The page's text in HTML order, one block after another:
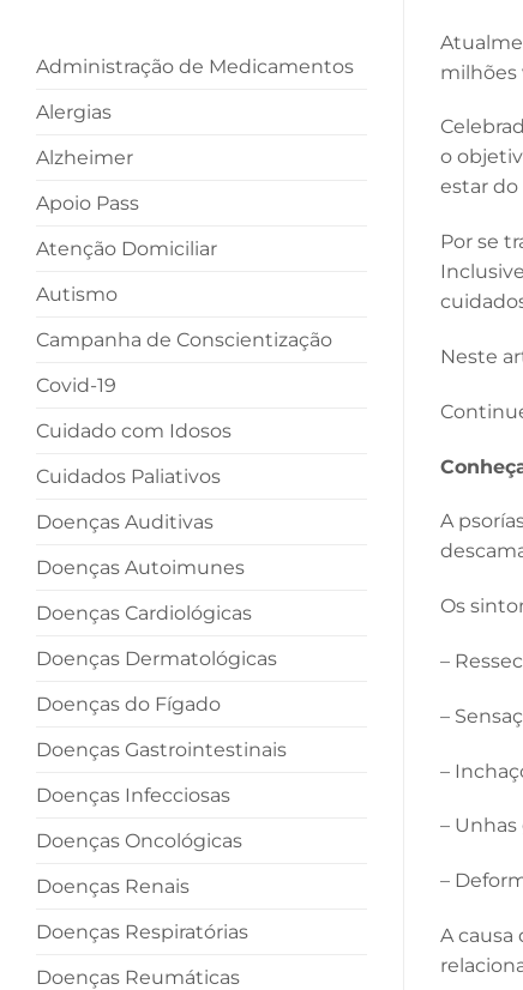
Administração de Medicamentos
Alergias
Alzheimer
Apoio Pass
Atenção Domiciliar
Autismo
Campanha de Conscientização
Covid-19
Cuidado com Idosos
Cuidados Paliativos
Doenças Auditivas
Doenças Autoimunes
Doenças Cardiológicas
Doenças Dermatológicas
Doenças do Fígado
Doenças Gastrointestinais
Doenças Infecciosas
Doenças Oncológicas
Doenças Renais
Doenças Respiratórias
Doenças Reumáticas
milhões
o
estar
Por se
Neste
A
Os
–
–
–
–
–
A causa